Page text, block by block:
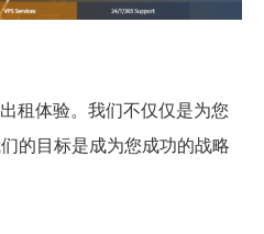
租体验。我们不仅仅是为您
的目标是成为您成功的战略